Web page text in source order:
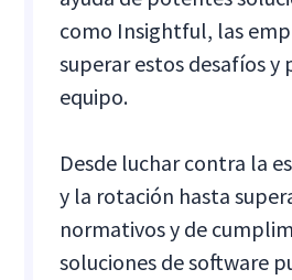
como Insightful, las
superar estos desafíos y
equipo.
Desde luchar contra la
y la rotación hasta
normativos y de
soluciones de software